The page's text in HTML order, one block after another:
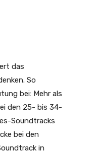
das
So
bei: Mehr als
den 25- bis 34-
Soundtracks
bei den
in